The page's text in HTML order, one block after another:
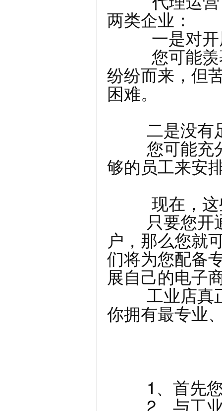
两类企业：
一是对开展
您可能羡慕
纷纷而来，但
困难。
二是没有足
您可能充分
够的员工来安
现在，这
只要您开通
户，那么您就
们将为您配备
展自己的电子
工业店真正
你拥有最专业
1、首先您
2、与工业